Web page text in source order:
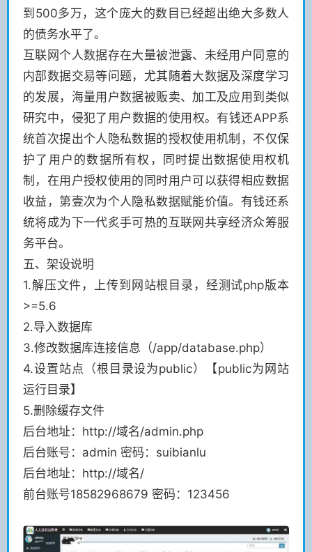
到500多万，这个庞大的数目已经超出绝大多数人
的债务水平了。
互联网个人数据存在大量被泄露、未经用户同意的
内部数据交易等问题，尤其随着大数据及深度学习
的发展，海量用户数据被贩卖、加工及应用到类似
研究中，侵犯了用户数据的使用权。有钱还APP系
统首次提出个人隐私数据的授权使用机制，不仅保
护了用户的数据所有权，同时提出数据使用权机
制，在用户授权使用的同时用户可以获得相应数据
收益，第壹次为个人隐私数据赋能价值。有钱还系
统将成为下一代炙手可热的互联网共享经济众筹服
务平台。
五、架设说明
1.解压文件，上传到网站根目录，经测试php版本
>=5.6
2.导入数据库
3.修改数据库连接信息（/app/database.php）
4.设置站点（根目录设为public）【public为网站
运行目录】
5.删除缓存文件
后台地址：http://域名/admin.php
后台账号：admin 密码：suibianlu
后台地址：http://域名/
前台账号18582968679 密码：123456